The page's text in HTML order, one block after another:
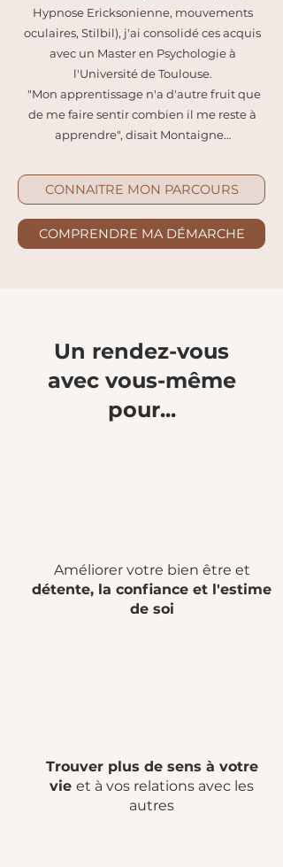
Hypnose Ericksonienne, mouvements
oculaires, Stilbil), j'ai consolidé ces acquis
avec un Master en Psychologie à
l'Université de Toulouse.
"Mon apprentissage n'a d'autre fruit que
de me faire sentir combien il me reste à
apprendre", disait Montaigne…
CONNAITRE MON PARCOURS
COMPRENDRE MA DÉMARCHE
Un rendez-vous
avec vous-même
pour...
Améliorer votre bien être et
détente, la confiance et l'estime
de soi
Trouver plus de sens à votre
vie et à vos relations avec les
autres